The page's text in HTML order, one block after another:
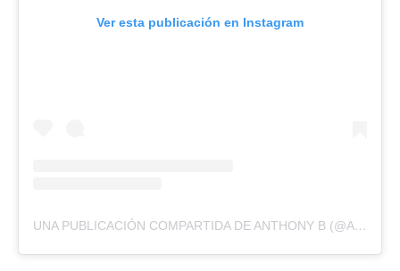
Ver esta publicación en Instagram
UNA PUBLICACIÓN COMPARTIDA DE ANTHONY B (@ANTHONY_B_ORIGINALFIREMAN)